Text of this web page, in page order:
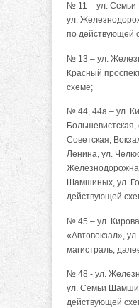
№ 11 – ул.
ул.
по действующей
№ 13 – ул.
Красный
схеме;
№ 44, 44а – ул.
Большевистская,
Советская,
Ленина, ул.
Шамшиных, ул.
действующей
№ 45 – ул.
«Автовокзал»,
магистраль,
№ 48 - ул.
ул. Семьи
действующей